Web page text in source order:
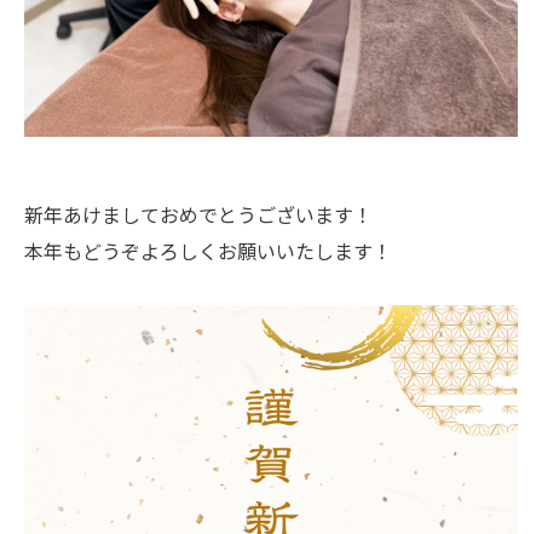
新年あけましておめでとうございます！
本年もどうぞよろしくお願いいたします！